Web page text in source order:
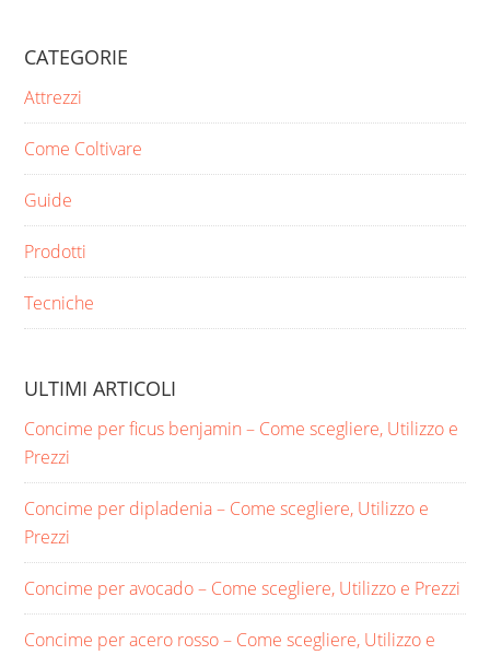
CATEGORIE
Attrezzi
Come Coltivare
Guide
Prodotti
Tecniche
ULTIMI ARTICOLI
Concime per ficus benjamin​ – Come scegliere, Utilizzo e
Prezzi
Concime per dipladenia​ – Come scegliere, Utilizzo e
Prezzi
Concime per avocado​ – Come scegliere, Utilizzo e Prezzi
Concime per acero rosso​ – Come scegliere, Utilizzo e